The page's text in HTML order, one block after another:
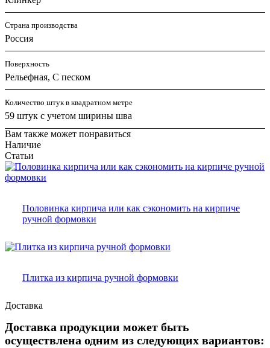
Страна производства
Россия
Поверхность
Рельефная, С песком
Количество штук в квадратном метре
59 штук с учетом ширины шва
Вам также может понравиться
Наличие
Статьи
Половинка кирпича или как сэкономить на кирпиче
ручной формовки
Плитка из кирпича ручной формовки
Доставка
Доставка продукции может быть
осуществлена одним из следующих вариантов: